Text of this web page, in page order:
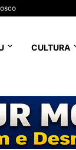
CULTURA